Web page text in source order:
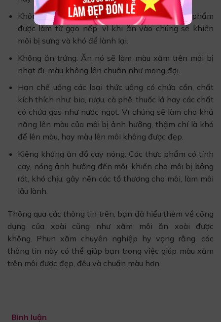
Không ăn đồ ăn có nếp: Không ăn các loại thực phẩm
được làm từ gạo nếp, vì khi ăn vào chúng sẽ khiến
môi bị sưng và khó để lành lại.
Không ăn trứng: Ăn nó sẽ làm màu xăm trên môi bị
nhạt đi, màu không lên chuẩn như mong đợi.
Hạn chế uống các loại thức uống có chứa cồn, chất
kích thích như: bia, rượu, cà phê, thuốc lá hay các chất
có chứa gas như nước ngọt. Vì chúng sẽ làm cho khả
năng lên màu của môi bị ảnh hưởng, thậm chí là khó
để lên màu, hay màu lên môi không được đẹp.
Kiêng không ăn đồ cay nóng: Các thực phẩm có tính
cay, nóng ảnh hưởng đến môi, khiến cho môi bị bỏng
rát, khó chịu, gây nên các tổ thương cho môi, làm môi
lâu lành.
Thông qua các thông tin trên, bạn đã hiểu thêm về công
dụng của xoài cũng như xăm môi ăn xoài được
không. Phun xăm chuyên nghiệp hy vọng rằng, các
thông tin này có thể giúp bạn trong việc giúp màu xăm
trên môi được đẹp, đều và chuẩn màu hơn.
Bình luận